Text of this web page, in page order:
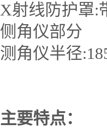
X射线防护罩:
侧角仪部分
测角仪半径
主要特点：